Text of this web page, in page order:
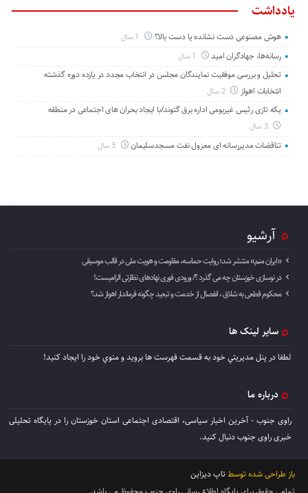
یادداشت
هوش مصنوعی دست نشانده یا دست بالا؟
رسانه‌ها، جهادگران امید
تحلیل و بررسی موفقیت نمایندگان مجلس در انتخاب مجدد در یازده دوره گذشته
انتخابات اهواز
2 سال
یکه تازی رئیس غیربومی اداره برق گتوند/با ایجاد بحران های اجتماعی در منطقه
3 سال
تناقضات مدیررسانه ای معزول نفت مسجدسلیمان 3 سال
آرشیو
«ایران منم» منتشر شد؛ روایت حماسه، مقاومت و هویت ملی در قالب موسیقی
در نوسازی خوزستان چه می گذرد ؟/ ورودی فوری نهادهای نظارتی الزامیست!
محکوم قطعی به شلاق ، انفصال از خدمت و تبعید چگونه فرماندار اهواز شد؟
سایر لینک ها
لطفا در پنل مديريتي خود به قسمت فهرست ها برويد و منوي خود را ايجاد كنيد!
درباره ما
راوی جنوب - آخرین اخبار سیاسی، اقتصادی اجتماعی استان خوزستان را در پایگاه تحلیلی
خبری راوی جنوب دنبال کنید.
باز طراحی شده توسط تاپ دیزاین